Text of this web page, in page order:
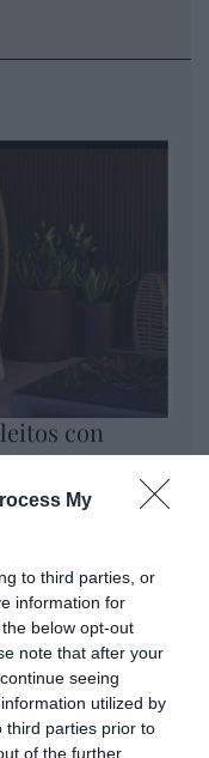
My
to third parties, or
information for
below opt-out
note that after your
seeing
utilized by
third parties prior to
of the further
con
suma y
sesión del
puntos,
de África: